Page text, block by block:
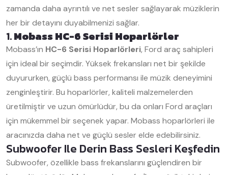
zamanda daha ayrıntılı ve net sesler sağlayarak müziklerin
her bir detayını duyabilmenizi sağlar.
1.Mobass HC-6 Serisi Hoparlörler
Mobass’ın HC-6 Serisi Hoparlörleri, Ford araç sahipleri
için ideal bir seçimdir. Yüksek frekansları net bir şekilde
duyururken, güçlü bass performansı ile müzik deneyimini
zenginleştirir. Bu hoparlörler, kaliteli malzemelerden
üretilmiştir ve uzun ömürlüdür, bu da onları Ford araçları
için mükemmel bir seçenek yapar. Mobass hoparlörleri ile
aracınızda daha net ve güçlü sesler elde edebilirsiniz.
Subwoofer Ile Derin Bass Sesleri Keşfedin
Subwoofer, özellikle bass frekanslarını güçlendiren bir